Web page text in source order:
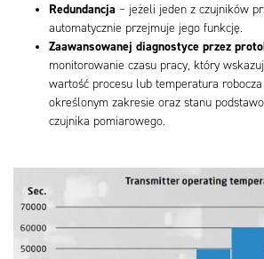
Redundancja – jeżeli jeden z czujników
automatycznie przejmuje jego funkcję.
Zaawansowanej diagnostyce przez
monitorowanie czasu pracy, który
wartość procesu lub temperatura
określonym zakresie oraz stanu
czujnika pomiarowego.